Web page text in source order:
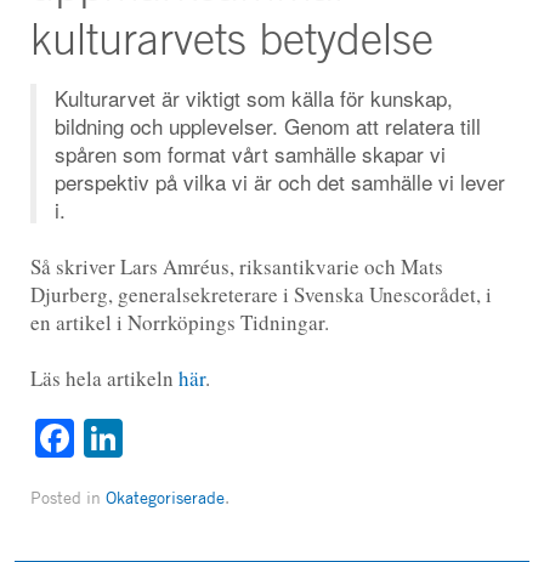
kulturarvets betydelse
Kulturarvet är viktigt som källa för kunskap,
bildning och upplevelser. Genom att relatera till
spåren som format vårt samhälle skapar vi
perspektiv på vilka vi är och det samhälle vi lever
i.
Så skriver Lars Amréus, riksantikvarie och Mats
Djurberg, generalsekreterare i Svenska Unescorådet, i
en artikel i Norrköpings Tidningar.
Läs hela artikeln här.
Facebook
LinkedIn
Posted in Okategoriserade.